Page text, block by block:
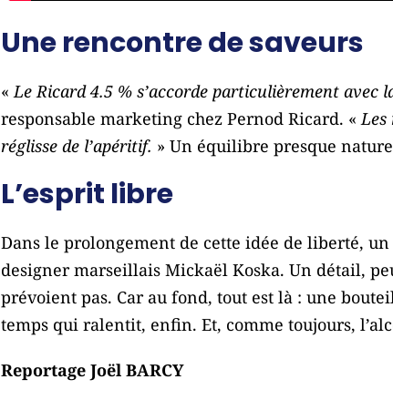
Une rencontre de saveurs
« Le Ricard 4.5 % s’accorde particulièrement avec
responsable marketing chez Pernod Ricard. « Les
réglisse de l’apéritif. » Un équilibre presque
L’esprit libre
Dans le prolongement de cette idée de liberté,
designer marseillais Mickaël Koska. Un détail,
prévoient pas. Car au fond, tout est là : une
temps qui ralentit, enfin. Et, comme toujours,
Reportage Joël BARCY